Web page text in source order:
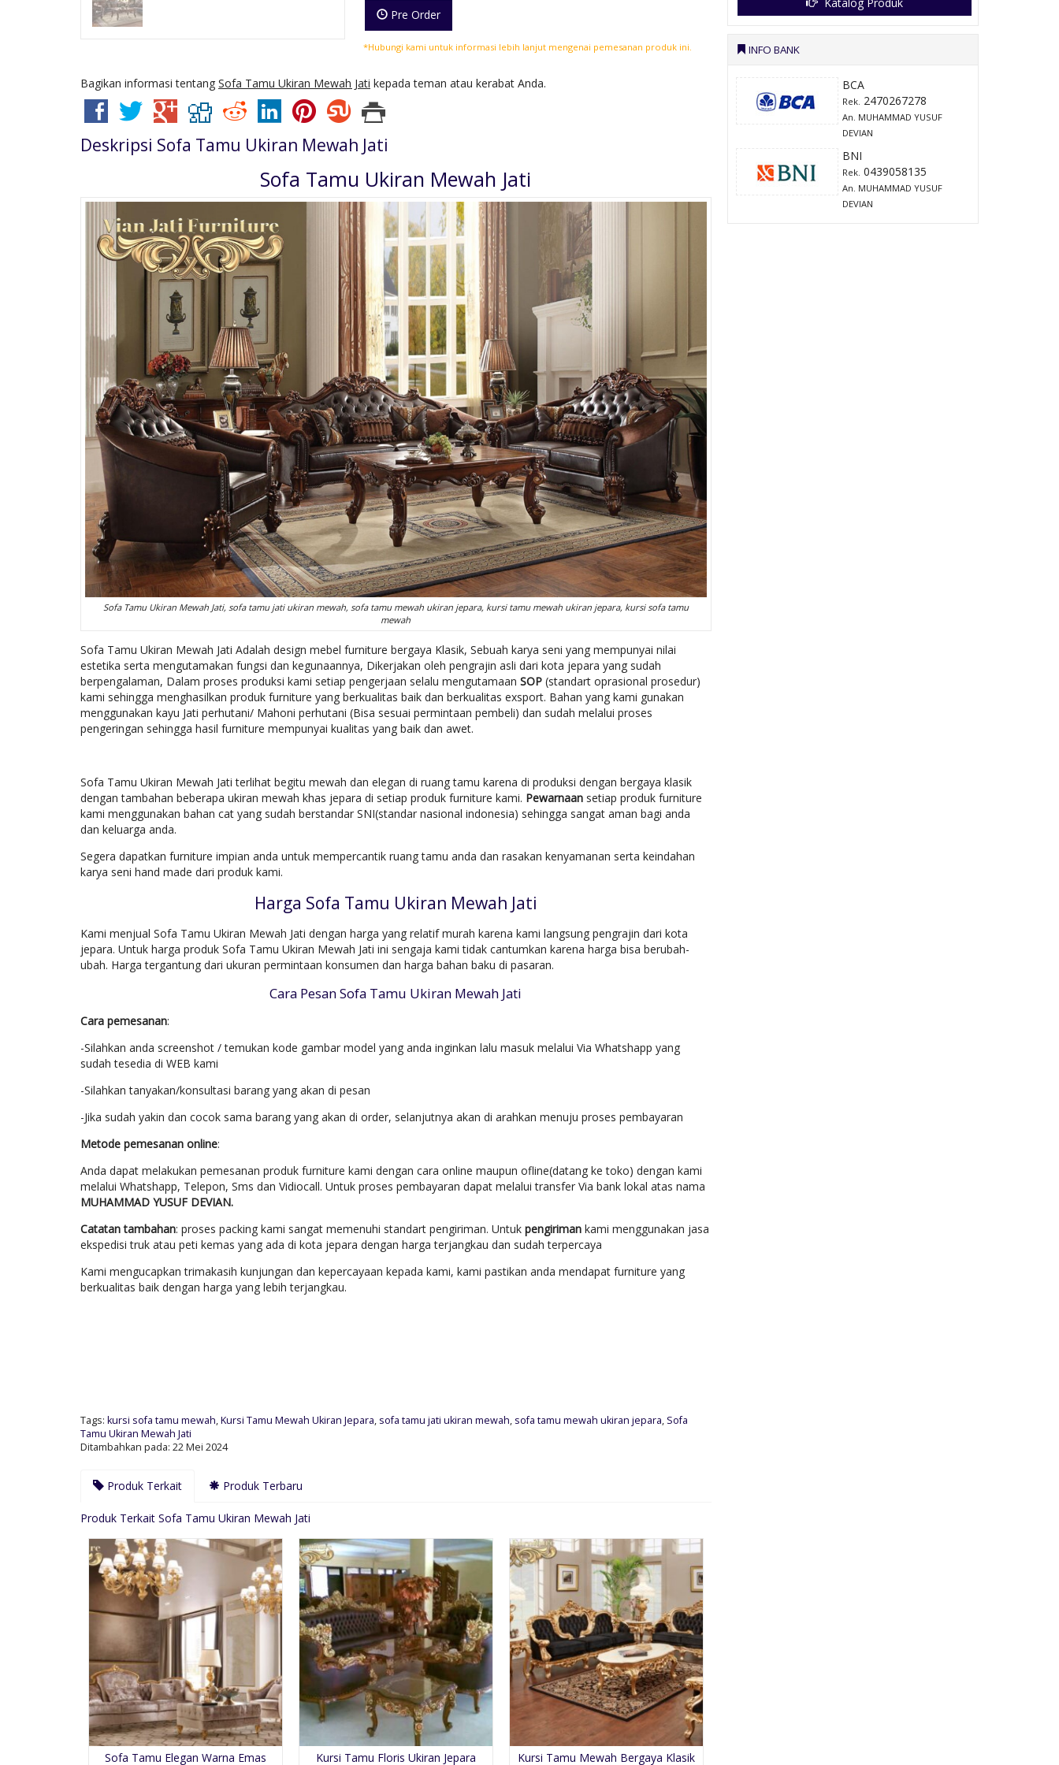
Pre Order
*Hubungi kami untuk informasi lebih lanjut mengenai pemesanan produk ini.
Bagikan informasi tentang Sofa Tamu Ukiran Mewah Jati kepada teman atau kerabat Anda.
Deskripsi Sofa Tamu Ukiran Mewah Jati
Sofa Tamu Ukiran Mewah Jati
Sofa Tamu Ukiran Mewah Jati, sofa tamu jati ukiran mewah, sofa tamu mewah ukiran jepara, kursi tamu mewah ukiran jepara, kursi sofa tamu
mewah
Sofa Tamu Ukiran Mewah Jati Adalah design mebel furniture bergaya Klasik, Sebuah karya seni yang mempunyai nilai
estetika serta mengutamakan fungsi dan kegunaannya, Dikerjakan oleh pengrajin asli dari kota jepara yang sudah
berpengalaman, Dalam proses produksi kami setiap pengerjaan selalu mengutamaan SOP (standart oprasional prosedur)
kami sehingga menghasilkan produk furniture yang berkualitas baik dan berkualitas exsport. Bahan yang kami gunakan
menggunakan kayu Jati perhutani/ Mahoni perhutani (Bisa sesuai permintaan pembeli) dan sudah melalui proses
pengeringan sehingga hasil furniture mempunyai kualitas yang baik dan awet.
Sofa Tamu Ukiran Mewah Jati terlihat begitu mewah dan elegan di ruang tamu karena di produksi dengan bergaya klasik
dengan tambahan beberapa ukiran mewah khas jepara di setiap produk furniture kami. Pewarnaan setiap produk furniture
kami menggunakan bahan cat yang sudah berstandar SNI(standar nasional indonesia) sehingga sangat aman bagi anda
dan keluarga anda.
Segera dapatkan furniture impian anda untuk mempercantik ruang tamu anda dan rasakan kenyamanan serta keindahan
karya seni hand made dari produk kami.
Harga Sofa Tamu Ukiran Mewah Jati
Kami menjual Sofa Tamu Ukiran Mewah Jati dengan harga yang relatif murah karena kami langsung pengrajin dari kota
jepara. Untuk harga produk Sofa Tamu Ukiran Mewah Jati ini sengaja kami tidak cantumkan karena harga bisa berubah-
ubah. Harga tergantung dari ukuran permintaan konsumen dan harga bahan baku di pasaran.
Cara Pesan Sofa Tamu Ukiran Mewah Jati
Cara pemesanan:
-Silahkan anda screenshot / temukan kode gambar model yang anda inginkan lalu masuk melalui Via Whatshapp yang
sudah tesedia di WEB kami
-Silahkan tanyakan/konsultasi barang yang akan di pesan
-Jika sudah yakin dan cocok sama barang yang akan di order, selanjutnya akan di arahkan menuju proses pembayaran
Metode pemesanan online:
Anda dapat melakukan pemesanan produk furniture kami dengan cara online maupun ofline(datang ke toko) dengan kami
melalui Whatshapp, Telepon, Sms dan Vidiocall. Untuk proses pembayaran dapat melalui transfer Via bank lokal atas nama
MUHAMMAD YUSUF DEVIAN.
Catatan tambahan: proses packing kami sangat memenuhi standart pengiriman. Untuk pengiriman kami menggunakan jasa
ekspedisi truk atau peti kemas yang ada di kota jepara dengan harga terjangkau dan sudah terpercaya
Kami mengucapkan trimakasih kunjungan dan kepercayaan kepada kami, kami pastikan anda mendapat furniture yang
berkualitas baik dengan harga yang lebih terjangkau.
Tags: kursi sofa tamu mewah,Kursi Tamu Mewah Ukiran Jepara, sofa tamu jati ukiran mewah, sofa tamu mewah ukiran jepara, Sofa
Tamu Ukiran Mewah Jati
Ditambahkan pada: 22 Mei 2024
Produk Terkait Produk Terbaru
Produk Terkait Sofa Tamu Ukiran Mewah Jati
Sofa Tamu Elegan Warna Emas Kursi Tamu Floris Ukiran Jepara Kursi Tamu Mewah Bergaya Klasik
INFO BANK
BCA
Rek. 2470267278
An. MUHAMMAD YUSUF
DEVIAN
BNI
Rek. 0439058135
An. MUHAMMAD YUSUF
DEVIAN